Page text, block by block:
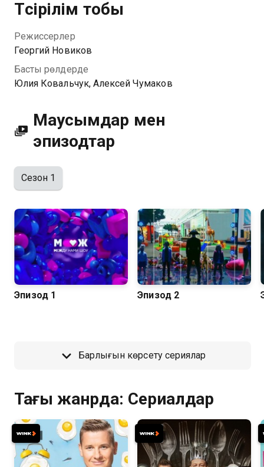
которую зрители знают по проектам: «Детский
соберись!».
Түсірілім тобы
Режиссерлер
Георгий Новиков
Басты рөлдерде
Юлия Ковальчук, Алексей Чумаков
Маусымдар мен
эпизодтар
Сезон 1
Эпизод 1 Эпизод 2
Барлығын көрсету сериялар
Тағы жанрда: Сериалдар